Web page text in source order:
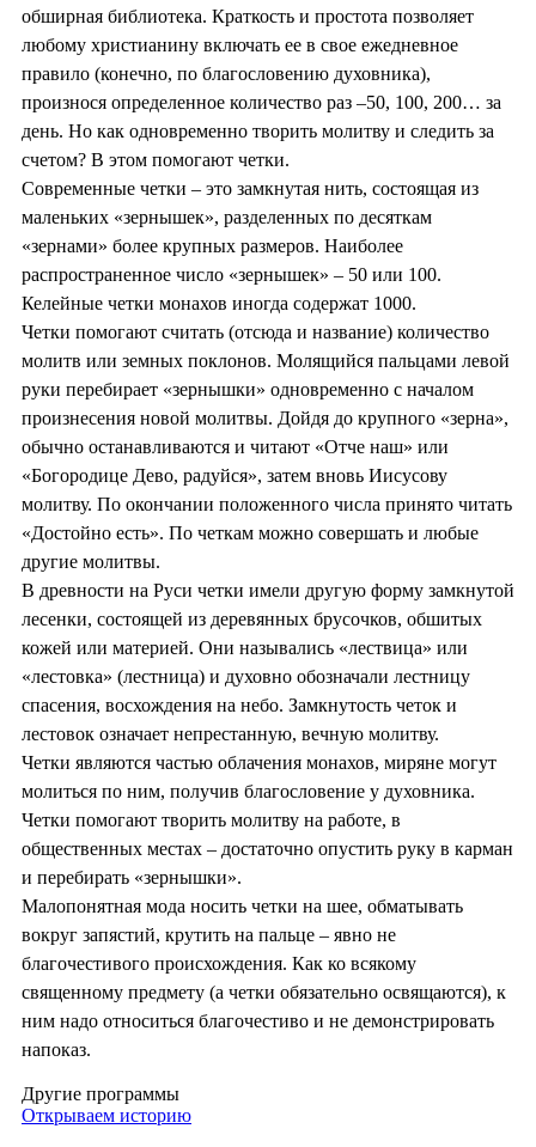
обширная библиотека. Краткость и простота позволяет
любому христианину включать ее в свое ежедневное
правило (конечно, по благословению духовника),
произнося определенное количество раз –50, 100, 200… за
день. Но как одновременно творить молитву и следить за
счетом? В этом помогают четки.
Современные четки – это замкнутая нить, состоящая из
маленьких «зернышек», разделенных по десяткам
«зернами» более крупных размеров. Наиболее
распространенное число «зернышек» – 50 или 100.
Келейные четки монахов иногда содержат 1000.
Четки помогают считать (отсюда и название) количество
молитв или земных поклонов. Молящийся пальцами левой
руки перебирает «зернышки» одновременно с началом
произнесения новой молитвы. Дойдя до крупного «зерна»,
обычно останавливаются и читают «Отче наш» или
«Богородице Дево, радуйся», затем вновь Иисусову
молитву. По окончании положенного числа принято читать
«Достойно есть». По четкам можно совершать и любые
другие молитвы.
В древности на Руси четки имели другую форму замкнутой
лесенки, состоящей из деревянных брусочков, обшитых
кожей или материей. Они назывались «лествица» или
«лестовка» (лестница) и духовно обозначали лестницу
спасения, восхождения на небо. Замкнутость четок и
лестовок означает непрестанную, вечную молитву.
Четки являются частью облачения монахов, миряне могут
молиться по ним, получив благословение у духовника.
Четки помогают творить молитву на работе, в
общественных местах – достаточно опустить руку в карман
и перебирать «зернышки».
Малопонятная мода носить четки на шее, обматывать
вокруг запястий, крутить на пальце – явно не
благочестивого происхождения. Как ко всякому
священному предмету (а четки обязательно освящаются), к
ним надо относиться благочестиво и не демонстрировать
напоказ.
Другие программы
Открываем историю